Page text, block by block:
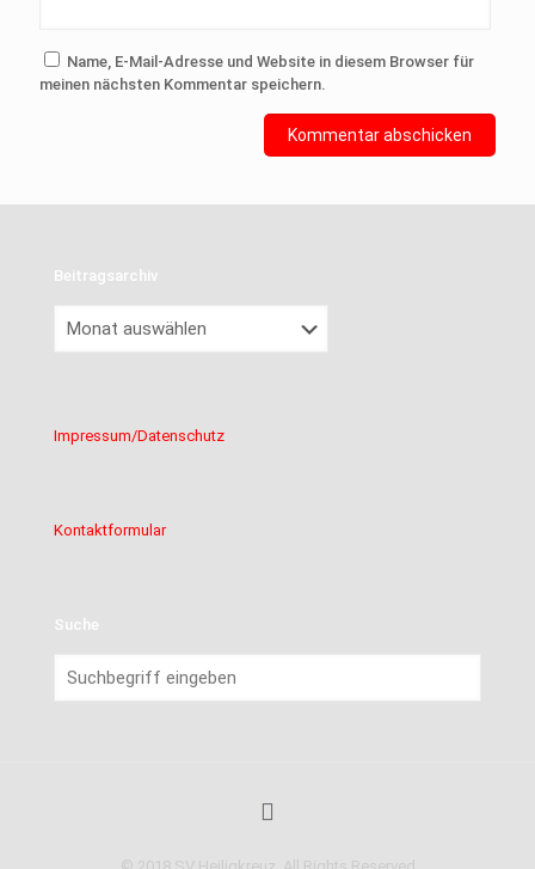
Name, E-Mail-Adresse und Website in diesem Browser für
meinen nächsten Kommentar speichern.
Beitragsarchiv
Impressum/Datenschutz
Kontaktformular
Suche